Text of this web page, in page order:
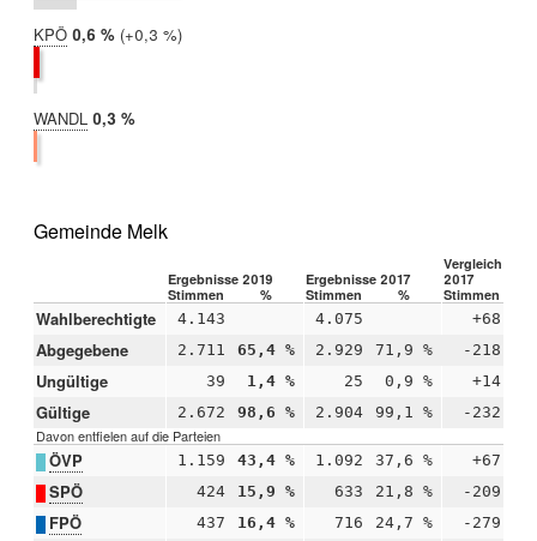
KPÖ 2019:
0,6 %
2017:
0,3 %
Differenz:
+0,3 %
WANDL 2019:
0,3 %
Gemeinde Melk
Ergebnisse 2019 Ergebnisse 2017
Vergleich
2017
Stimmen
% Stimmen % Stimmen
Wahlberechtigte 4.143 4.075 +68
Abgegebene 2.711 65,4 % 2.929 71,9 % -218
Ungültige 39 1,4 % 25 0,9 % +14
Gültige 2.672 98,6 % 2.904 99,1 % -232
Davon entfielen auf die Parteien
ÖVP 1.159 43,4 % 1.092 37,6 % +67
SPÖ 424 15,9 % 633 21,8 % -209
FPÖ 437 16,4 % 716 24,7 % -279